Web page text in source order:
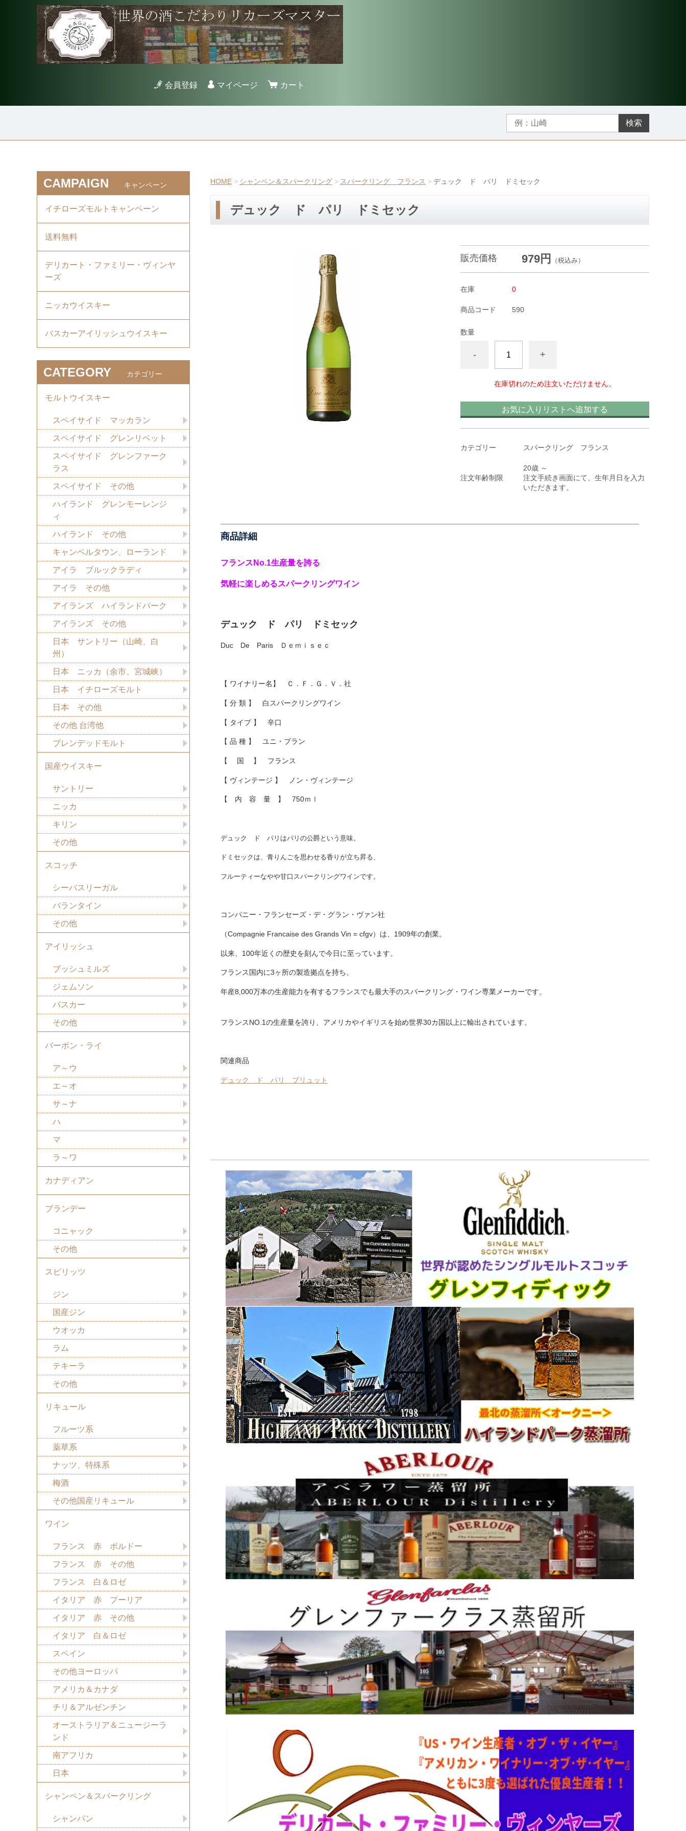
会員登録 マイページ カート
検索
HOME シャンペン＆スパークリング スパークリング フランス デュック ド パリ ドミセック
デュック ド パリ ドミセック
販売価格 979円 （税込み）
在庫 0
商品コード 590
数量
- +
在庫切れのため注文いただけません。
お気に入りリストへ追加する
カテゴリー スパークリング フランス
注文年齢制限
20歳 ～
注文手続き画面にて、生年月日を入力
いただきます。
商品詳細
フランスNo.1生産量を誇る
気軽に楽しめるスパークリングワイン
デュック ド パリ ドミセック
Duc De Paris Ｄｅｍｉｓｅｃ
【 ワイナリー名】 Ｃ．Ｆ．Ｇ．Ｖ．社
【 分 類 】 白スパークリングワイン
【 タイプ 】 辛口
【 品 種 】 ユニ・ブラン
【 国 】 フランス
【 ヴィンテージ 】 ノン・ヴィンテージ
【 内 容 量 】 750ｍｌ
デュック ド パリはパリの公爵という意味。
ドミセックは、青りんごを思わせる香りが立ち昇る、
フルーティーなやや甘口スパークリングワインです。
コンパニー・フランセーズ・デ・グラン・ヴァン社
（Compagnie Francaise des Grands Vin = cfgv）は、1909年の創業。
以来、100年近くの歴史を刻んで今日に至っています。
フランス国内に3ヶ所の製造拠点を持ち、
年産8,000万本の生産能力を有するフランスでも最大手のスパークリング・ワイン専業メーカーです。
フランスNO.1の生産量を誇り、アメリカやイギリスを始め世界30カ国以上に輸出されています。
関連商品
デュック ド パリ ブリュット
CAMPAIGN キャンペーン
イチローズモルトキャンペーン
送料無料
デリカート・ファミリー・ヴィンヤ
ーズ
ニッカウイスキー
バスカーアイリッシュウイスキー
CATEGORY カテゴリー
モルトウイスキー
スペイサイド マッカラン
スペイサイド グレンリベット
スペイサイド グレンファーク
ラス
スペイサイド その他
ハイランド グレンモーレンジ
ィ
ハイランド その他
キャンベルタウン、ローランド
アイラ ブルックラディ
アイラ その他
アイランズ ハイランドパーク
アイランズ その他
日本 サントリー（山崎、白
州）
日本 ニッカ（余市、宮城峡）
日本 イチローズモルト
日本 その他
その他 台湾他
ブレンデッドモルト
国産ウイスキー
サントリー
ニッカ
キリン
その他
スコッチ
シーバスリーガル
バランタイン
その他
アイリッシュ
ブッシュミルズ
ジェムソン
バスカー
その他
バーボン・ライ
ア～ウ
エ～オ
サ～ナ
ハ
マ
ラ～ワ
カナディアン
ブランデー
コニャック
その他
スピリッツ
ジン
国産ジン
ウオッカ
ラム
テキーラ
その他
リキュール
フルーツ系
薬草系
ナッツ、特殊系
梅酒
その他国産リキュール
ワイン
フランス 赤 ボルドー
フランス 赤 その他
フランス 白＆ロゼ
イタリア 赤 プーリア
イタリア 赤 その他
イタリア 白＆ロゼ
スペイン
その他ヨーロッパ
アメリカ＆カナダ
チリ＆アルゼンチン
オーストラリア＆ニュージーラ
ンド
南アフリカ
日本
シャンペン＆スパークリング
シャンパン